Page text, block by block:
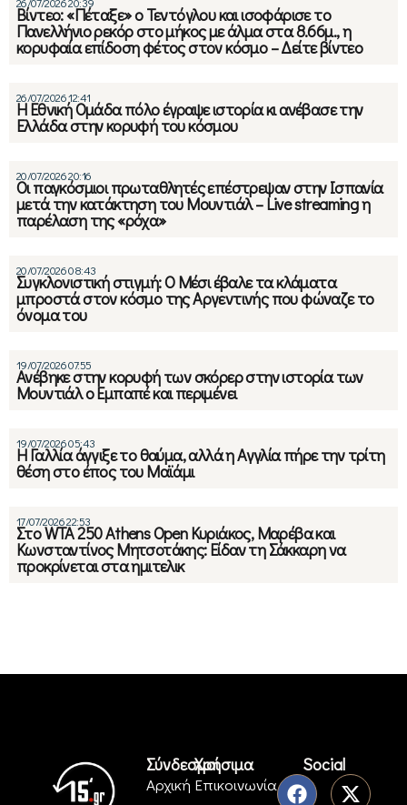
Βίντεο: «Πέταξε» ο Τεντόγλου και ισοφάρισε το
Πανελλήνιο ρεκόρ στο μήκος με άλμα στα 8.66μ., η
κορυφαία επίδοση φέτος στον κόσμο – Δείτε βίντεο
26/07/2026 12:41
Η Εθνική Ομάδα πόλο έγραψε ιστορία κι ανέβασε την
Ελλάδα στην κορυφή του κόσμου
20/07/2026 20:16
Οι παγκόσμιοι πρωταθλητές επέστρεψαν στην Ισπανία
μετά την κατάκτηση του Μουντιάλ – Live streaming η
παρέλαση της «ρόχα»
20/07/2026 08:43
Συγκλονιστική στιγμή: Ο Μέσι έβαλε τα κλάματα
μπροστά στον κόσμο της Αργεντινής που φώναζε το
όνομα του
19/07/2026 07:55
Ανέβηκε στην κορυφή των σκόρερ στην ιστορία των
Μουντιάλ ο Εμπαπέ και περιμένει
19/07/2026 05:43
Η Γαλλία άγγιξε το θαύμα, αλλά η Αγγλία πήρε την τρίτη
θέση στο έπος του Μαϊάμι
17/07/2026 22:53
Στο WTA 250 Athens Open Κυριάκος, Μαρέβα και
Κωνσταντίνος Μητσοτάκης: Είδαν τη Σάκκαρη να
προκρίνεται στα ημιτελικ
Σύνδεσμοι
Αρχική
Χρήσιμα
Επικοινωνία
Social